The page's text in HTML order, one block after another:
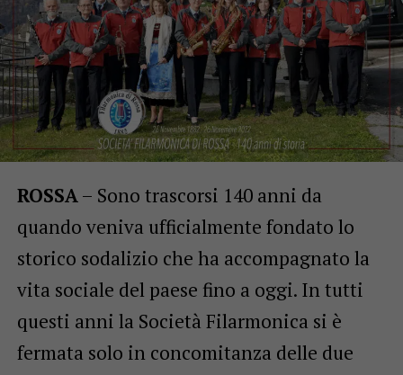
ROSSA– Sono trascorsi 140 anni da
quando veniva ufficialmente fondato lo
storico sodalizio che ha accompagnato la
vita sociale del paese fino a oggi. In tutti
questi anni la Società Filarmonica si è
fermata solo in concomitanza delle due